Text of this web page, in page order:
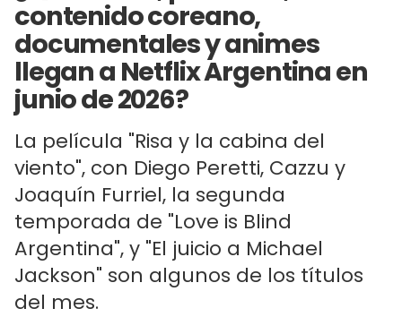
contenido coreano,
documentales y animes
llegan a Netflix Argentina en
junio de 2026?
La película "Risa y la cabina del
viento", con Diego Peretti, Cazzu y
Joaquín Furriel, la segunda
temporada de "Love is Blind
Argentina", y "El juicio a Michael
Jackson" son algunos de los títulos
del mes.